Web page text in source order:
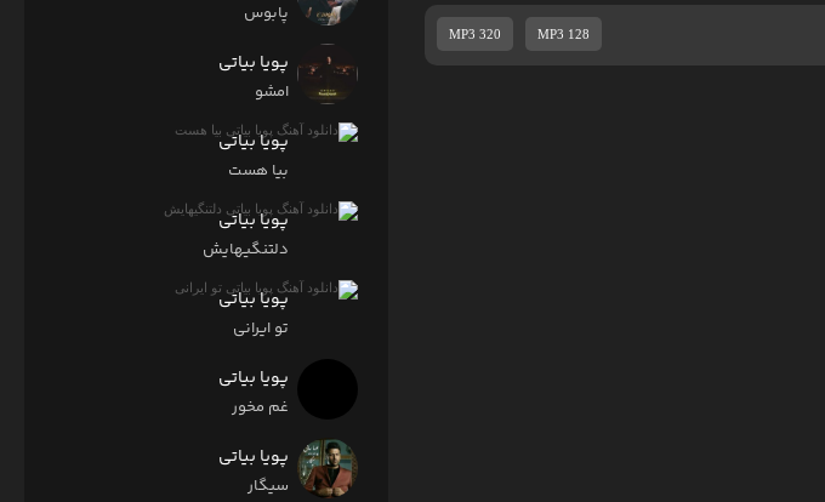
MP3 320 MP3 128
پابوس
پویا بیاتی
امشو
پویا بیاتی
بیا هست
پویا بیاتی
دلتنگیهایش
پویا بیاتی
تو ایرانی
پویا بیاتی
غم مخور
پویا بیاتی
سیگار